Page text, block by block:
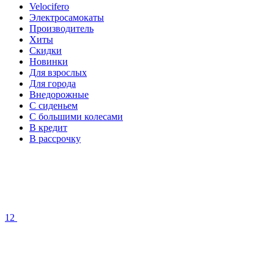
Velocifero
Электросамокаты
Производитель
Хиты
Скидки
Новинки
Для взрослых
Для города
Внедорожные
С сиденьем
С большими колесами
В кредит
В рассрочку
12